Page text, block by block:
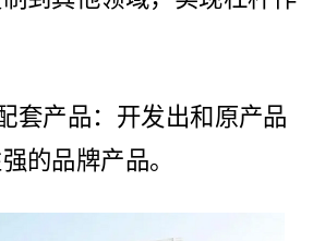
套产品：开发出和原产品
的品牌产品。